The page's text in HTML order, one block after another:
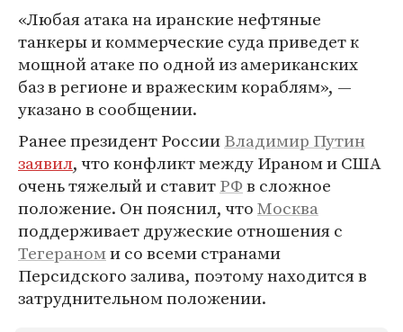
«Любая атака на иранские нефтяные
танкеры и коммерческие суда приведет к
мощной атаке по одной из американских
баз в регионе и вражеским кораблям», —
указано в сообщении.
Ранее президент РоссииВладимир Путин
заявил, что конфликт между Ираном и США
очень тяжелый и ставитРФв сложное
положение. Он пояснил, чтоМосква
поддерживает дружеские отношения с
Тегераноми со всеми странами
Персидского залива, поэтому находится в
затруднительном положении.